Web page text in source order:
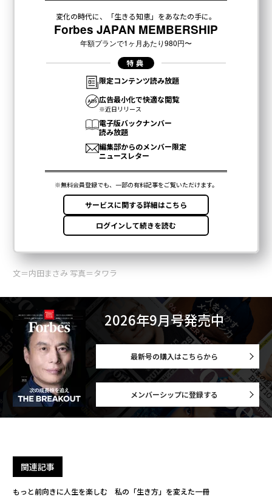
文＝内田まさみ 写真＝タワラ
2026年9月号発売中
最新号の購入はこちらから
メンバーシップに登録する
関連記事
もっと前向きに人生を楽しむ 私の「生き方」を変えた一冊